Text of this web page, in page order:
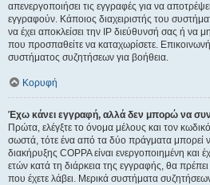
απενεργοποιήσει τις εγγραφές για να
εγγραφούν. Κάποιος διαχειριστής του
να έχει αποκλείσει την IP διεύθυνσή σας ή να
που προσπαθείτε να καταχωρίσετε.
συστήματος συζητήσεων για βοήθεια.
Κορυφή
Έχω κάνει εγγραφή, αλλά δεν μπορώ να
Πρώτα, ελέγξτε το όνομα μέλους και τον
σωστά, τότε ένα από τα δύο πράγματα μπορεί
διακήρυξης COPPA είναι ενεργοποιημένη και
ετών κατά τη διάρκεια της εγγραφής, θα
που έχετε λάβει. Μερικά συστήματα